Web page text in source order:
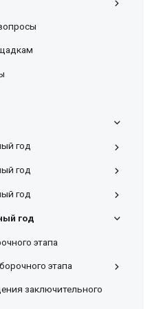
год
год
год
год
этапа
этапа
заключительного